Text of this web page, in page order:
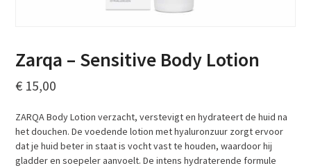
Zarqa – Sensitive Body Lotion
€ 15,00
ZARQA Body Lotion verzacht, verstevigt en hydrateert de huid na
het douchen. De voedende lotion met hyaluronzuur zorgt ervoor
dat je huid beter in staat is vocht vast te houden, waardoor hij
gladder en soepeler aanvoelt. De intens hydraterende formule